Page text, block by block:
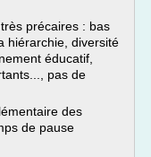
précaires : bas
hiérarchie, diversité
éducatif,
pas de
des
de pause